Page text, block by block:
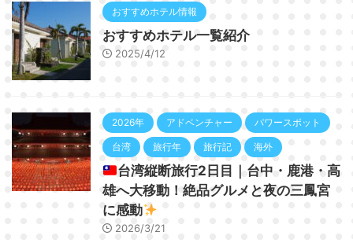
おすすめホテル情報
おすすめホテル一覧紹介
2025/4/12
2026年 アドベンチャー パワースポット
台湾 旅行年 旅行記 海外
台湾縦断旅行2日目｜台中・鹿港・高
雄へ大移動！絶品グルメと夜の三鳳宮
に感動
2026/3/21